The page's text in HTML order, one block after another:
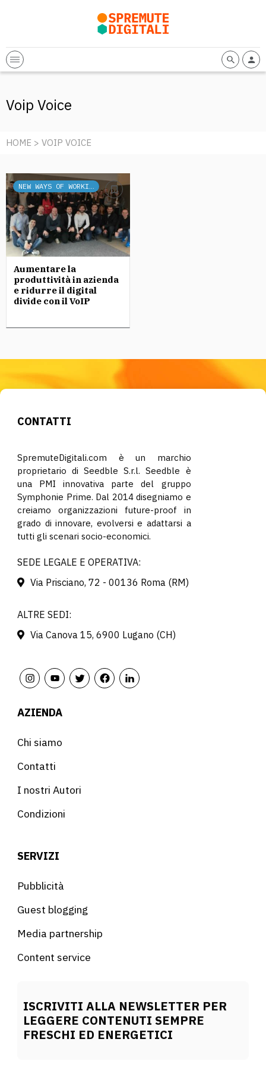
Voip Voice
HOME > VOIP VOICE
NEW WAYS OF WORKING
Aumentare la
produttività in azienda
e ridurre il digital
divide con il VoIP
CONTATTI
SpremuteDigitali.com è un marchio
proprietario di Seedble S.r.l. Seedble è
una PMI innovativa parte del gruppo
Symphonie Prime. Dal 2014 disegniamo e
creiamo organizzazioni future-proof in
grado di innovare, evolversi e adattarsi a
tutti gli scenari socio-economici.
SEDE LEGALE E OPERATIVA:
Via Prisciano, 72 - 00136 Roma (RM)
ALTRE SEDI:
Via Canova 15, 6900 Lugano (CH)
AZIENDA
Chi siamo
Contatti
I nostri Autori
Condizioni
SERVIZI
Pubblicità
Guest blogging
Media partnership
Content service
ISCRIVITI ALLA NEWSLETTER PER
LEGGERE CONTENUTI SEMPRE
FRESCHI ED ENERGETICI